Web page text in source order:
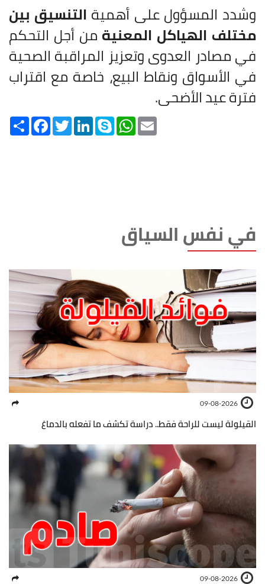
وشدد المسؤول على أهمية التنسيق بين
مختلف الهياكل المعنية من أجل التحكم
في مصادر العدوى وتعزيز المراقبة الصحية
في الأسواق ونقاط البيع، خاصة مع اقتراب
فترة عيد الأضحى.
Share FacebookTwitterLinkedInSkype WhatsApp
في نفس السياق
09-08-2026
القيلولة ليست للراحة فقط.. دراسة تكشف ما تفعله بالدماغ
09-08-2026